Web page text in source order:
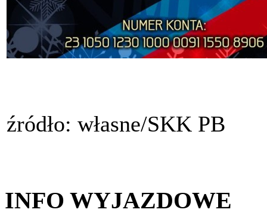
źródło: własne/SKK PB
INFO WYJAZDOWE